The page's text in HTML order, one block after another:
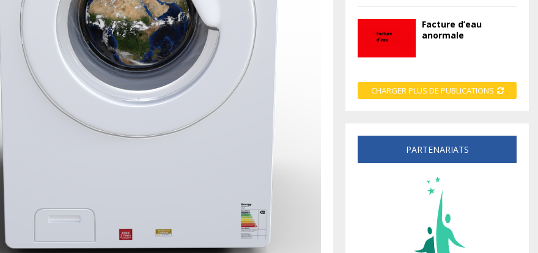
Facture d’eau
anormale
CHARGER PLUS DE PUBLICATIONS
PARTENARIATS